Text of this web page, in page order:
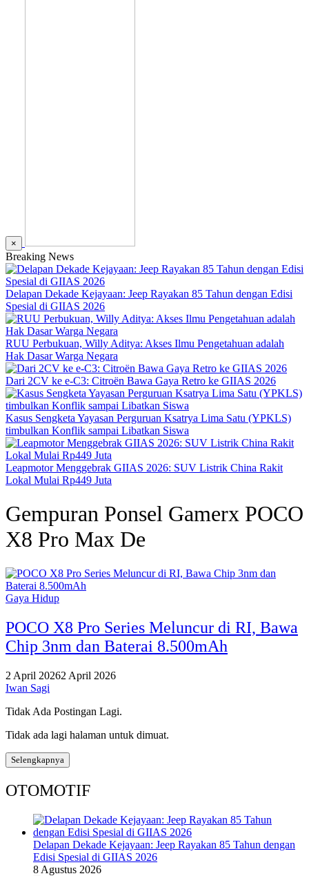
×
Breaking News
Delapan Dekade Kejayaan: Jeep Rayakan 85 Tahun dengan Edisi
Spesial di GIIAS 2026
RUU Perbukuan, Willy Aditya: Akses Ilmu Pengetahuan adalah
Hak Dasar Warga Negara
Dari 2CV ke e-C3: Citroën Bawa Gaya Retro ke GIIAS 2026
Kasus Sengketa Yayasan Perguruan Ksatrya Lima Satu (YPKLS)
timbulkan Konflik sampai Libatkan Siswa
Leapmotor Menggebrak GIIAS 2026: SUV Listrik China Rakit
Lokal Mulai Rp449 Juta
Gempuran Ponsel Gamerx POCO
X8 Pro Max De
Gaya Hidup
POCO X8 Pro Series Meluncur di RI, Bawa
Chip 3nm dan Baterai 8.500mAh
2 April 20262 April 2026
Iwan Sagi
Tidak Ada Postingan Lagi.
Tidak ada lagi halaman untuk dimuat.
Selengkapnya
OTOMOTIF
Delapan Dekade Kejayaan: Jeep Rayakan 85 Tahun dengan
Edisi Spesial di GIIAS 2026
8 Agustus 2026